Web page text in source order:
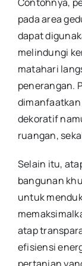
pada area
dapat
melindungi
matahari
penerangan.
dekoratif
ruangan,
Selain itu,
bangunan
untuk
atap
efisiensi